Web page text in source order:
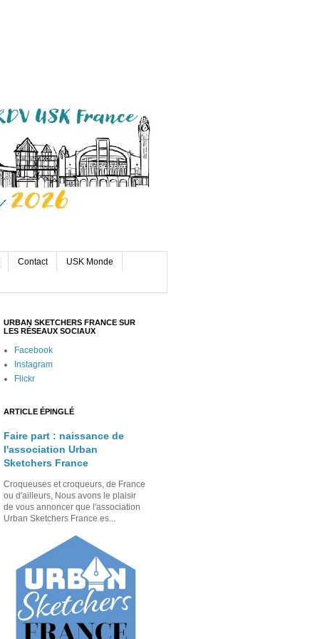
Contact USK Monde
URBAN SKETCHERS FRANCE SUR
LES RÉSEAUX SOCIAUX
Facebook
Instagram
Flickr
ARTICLE ÉPINGLÉ
Faire part : naissance de
l'association Urban
Sketchers France
Croqueuses et croqueurs, de France
ou d'ailleurs, Nous avons le plaisir
de vous annoncer que l'association
Urban Sketchers France es...